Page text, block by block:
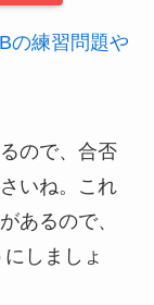
の練習問題や
ので、合否
いね。これ
あるので、
しましょ